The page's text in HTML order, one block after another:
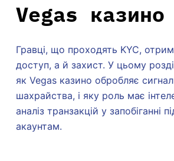
Vegas казино
Гравці, що проходять KYC,
доступ, а й захист. У цьому
як Vegas казино обробляє
шахрайства, і яку роль має
аналіз транзакцій у запобіганні
акаунтам.